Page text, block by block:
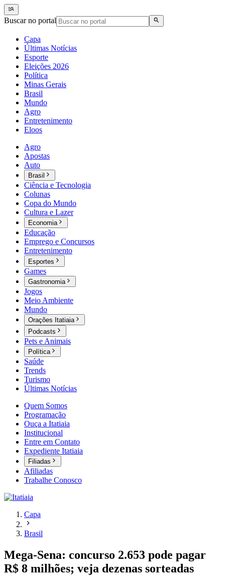
Buscar no portal
Capa
Últimas Notícias
Esporte
Eleições 2026
Política
Minas Gerais
Brasil
Mundo
Agro
Entretenimento
Eloos
Agro
Apostas
Auto
Brasil
Ciência e Tecnologia
Colunas
Copa do Mundo
Cultura e Lazer
Economia
Educação
Emprego e Concursos
Entretenimento
Esportes
Games
Gastronomia
Jogos
Meio Ambiente
Mundo
Orações Itatiaia
Podcasts
Pets e Animais
Política
Saúde
Trends
Turismo
Últimas Notícias
Quem Somos
Programação
Ouça a Itatiaia
Institucional
Entre em Contato
Expediente Itatiaia
Filiadas
Afiliadas
Trabalhe Conosco
Capa
Brasil
Mega-Sena: concurso 2.653 pode pagar
R$ 8 milhões; veja dezenas sorteadas